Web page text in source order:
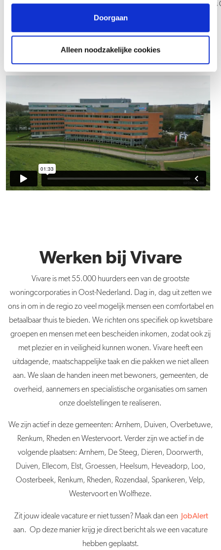
Doorgaan
Alleen noodzakelijke cookies
Assistent controller Business
Werken bij Vivare
Vivare is met 55.000 huurders een van de grootste
woningcorporaties in Oost-Nederland. Dag in, dag uit zetten we
ons in om in de regio zo veel mogelijk mensen een comfortabel en
betaalbaar thuis te bieden. We richten ons specifiek op kwetsbare
groepen en mensen met een bescheiden inkomen, zodat ook zij
met plezier en in veiligheid kunnen wonen. Vivare heeft een
uitdagende, maatschappelijke taak en die pakken we niet alleen
aan. We slaan de handen ineen met bewoners, gemeenten, de
overheid, aannemers en specialistische organisaties om samen
onze doelstellingen te realiseren.
We zijn actief in deze gemeenten: Arnhem, Duiven, Overbetuwe,
Renkum, Rheden en Westervoort. Verder zijn we actief in de
volgende plaatsen: Arnhem, De Steeg, Dieren, Doorwerth,
Duiven, Ellecom, Elst, Groessen, Heelsum, Heveadorp, Loo,
Oosterbeek, Renkum, Rheden, Rozendaal, Spankeren, Velp,
Westervoort en Wolfheze.
Zit jouw ideale vacature er niet tussen? Maak dan een
JobAlert
aan. Op deze manier krijg je direct bericht als we een vacature
hebben geplaatst.